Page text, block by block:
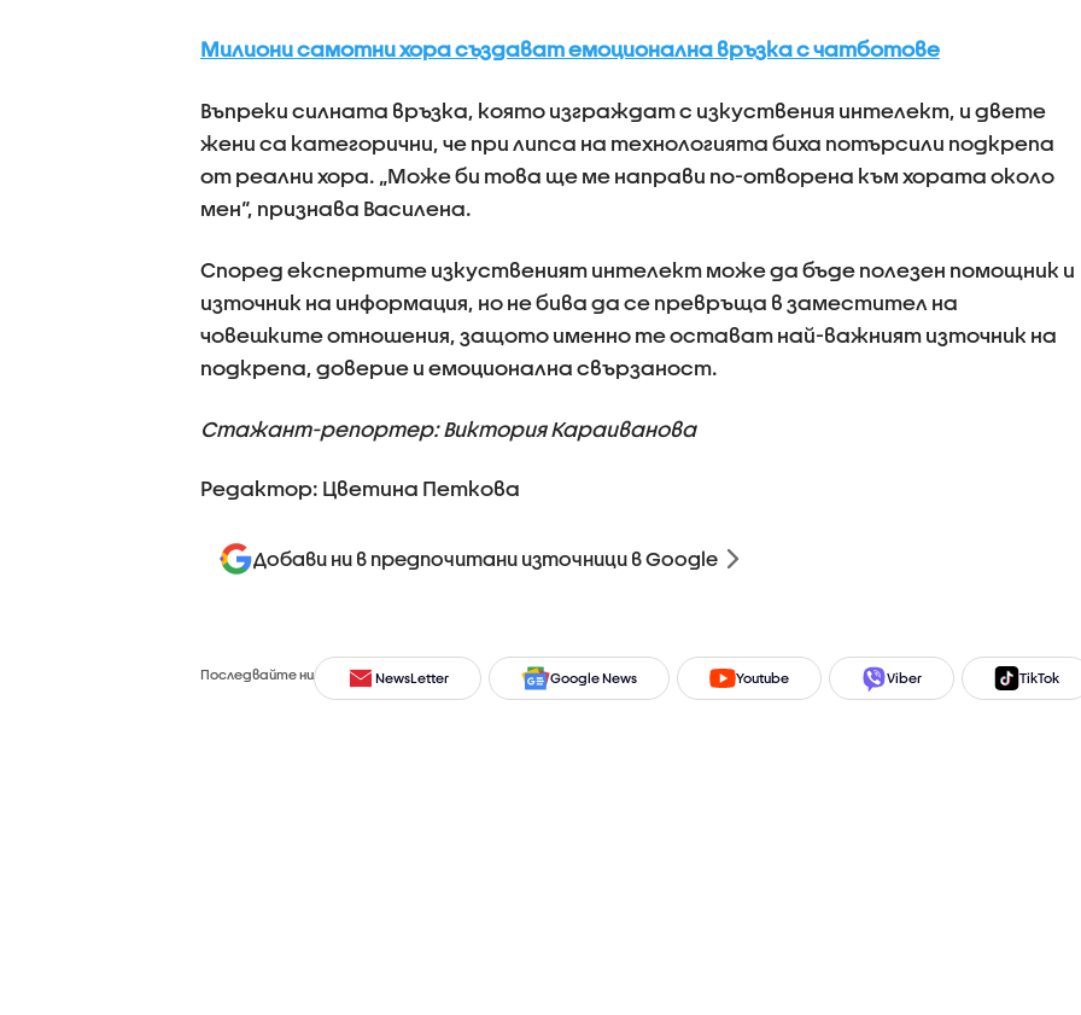
Милиони самотни хора създават емоционална връзка с чатботове
Въпреки силната връзка, която изграждат с изкуствения интелект, и двете
жени са категорични, че при липса на технологията биха потърсили подкрепа
от реални хора. „Може би това ще ме направи по-отворена към хората около
мен“, признава Василена.
Според експертите изкуственият интелект може да бъде полезен помощник и
източник на информация, но не бива да се превръща в заместител на
човешките отношения, защото именно те остават най-важният източник на
подкрепа, доверие и емоционална свързаност.
Стажант-репортер: Виктория Караиванова
Редактор: Цветина Петкова
Добави ни в предпочитани източници в Google
Последвайте ни NewsLetter Google News Youtube Viber TikTok